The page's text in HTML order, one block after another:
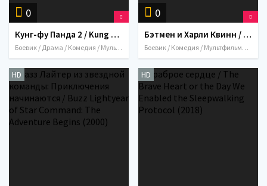
0
Кунг-фу Панда 2 / Kung Fu Panda 2 (2011)
Боевик / Драма / Комедия / Мультфильмы / Приключения / Семейный / Фэнтези / США / Китай / 2011
0
Бэтмен и Харли Квинн / Batman and Harley Quinn (2017)
Боевик / Комедия / Мультфильмы / Приключения / Семейный / Фантастика / 2017 / Фэнтези / США
HD HD